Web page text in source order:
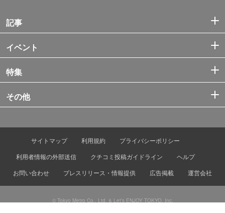
記事
イベント
特集
その他
サイトマップ 利用規約
プライバシーポリシー
利用者情報の外部送信
クチコミ投稿ガイドライン
ヘルプ
お問い合わせ
プレスリリース・情報提供 広告掲載 運営会社
© Tokyo Metro Co., Ltd. & Let’s ENJOY TOKYO, Inc.